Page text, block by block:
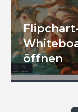
öffnen